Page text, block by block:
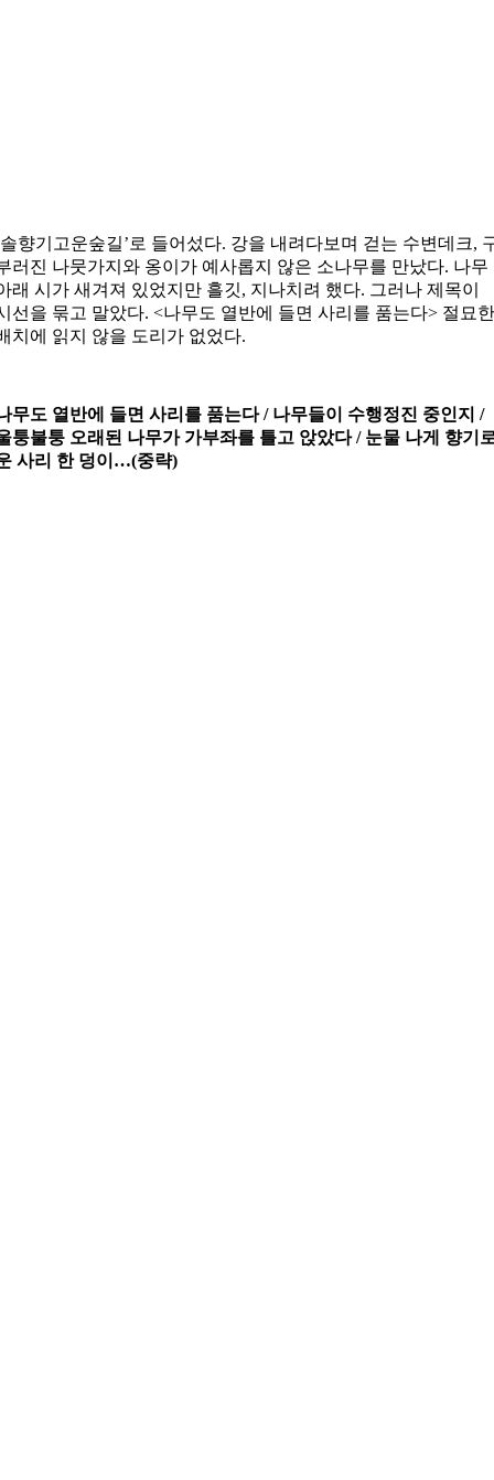
솔향기고운숲길’로 들어섰다. 강을 내려다보며 걷는 수변데크,
러진 나뭇가지와 옹이가 예사롭지 않은 소나무를 만났다. 나무
래 시가 새겨져 있었지만 흘깃, 지나치려 했다. 그러나 제목이
선을 묶고 말았다. <나무도 열반에 들면 사리를 품는다> 절묘한
치에 읽지 않을 도리가 없었다.
무도 열반에 들면 사리를 품는다 / 나무들이 수행정진 중인지 /
퉁불퉁 오래된 나무가 가부좌를 틀고 앉았다 / 눈물 나게 향기
사리 한 덩이…(중략)